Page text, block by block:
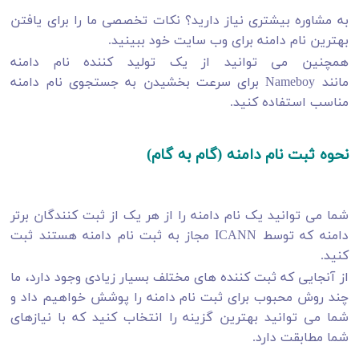
به مشاوره بیشتری نیاز دارید؟ نکات تخصصی ما را برای یافتن
بهترین نام دامنه برای وب سایت خود ببینید.
همچنین می توانید از یک تولید کننده نام دامنه
مانند Nameboy برای سرعت بخشیدن به جستجوی نام دامنه
مناسب استفاده کنید.
نحوه ثبت نام دامنه (گام به گام)
شما می توانید یک نام دامنه را از هر یک از ثبت کنندگان برتر
دامنه که توسط ICANN مجاز به ثبت نام دامنه هستند ثبت
کنید.
از آنجایی که ثبت کننده های مختلف بسیار زیادی وجود دارد، ما
چند روش محبوب برای ثبت نام دامنه را پوشش خواهیم داد و
شما می توانید بهترین گزینه را انتخاب کنید که با نیازهای
شما مطابقت دارد.